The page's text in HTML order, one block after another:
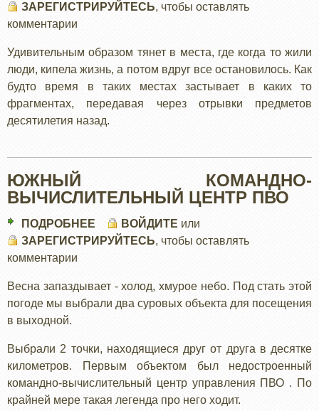
ГОРОД
ЗАРЕГИСТРИРУЙТЕСЬ, чтобы оставлять
комментарии
Удивительным образом тянет в места, где когда то жили
люди, кипела жизнь, а потом вдруг все остановилось. Как
будто время в таких местах застывает в каких то
фрагментах, передавая через отрывки предметов
десятилетия назад.
ЮЖНЫЙ КОМАНДНО-
ВЫЧИСЛИТЕЛЬНЫЙ ЦЕНТР ПВО
ПОДРОБНЕЕ
ЮЖНЫЙ
ЦЕНТР
ПВО
ВОЙДИТЕ или
ЗАРЕГИСТРИРУЙТЕСЬ, чтобы оставлять
комментарии
Весна запаздывает - холод, хмурое небо. Под стать этой
погоде мы выбрали два суровых объекта для посещения
в выходной.
Выбрали 2 точки, находящиеся друг от друга в десятке
километров. Первым объектом был недостроенный
командно-вычислительный центр управления ПВО . По
крайней мере такая легенда про него ходит.